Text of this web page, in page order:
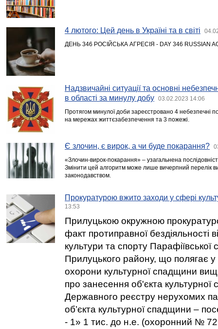
4 лютого: Цей день в Україні та в світі
ДЕНЬ 346 РОСІЙСЬКА АГРЕСІЯ - DAY 346 RUSSIAN
Надзвичайні ситуації та основні
в області за минулу добу
03.02.2023 14:06
Протягом минулої доби зареєстровано 4 небезпечні
на мережах життєзабезпечення та 3 пожежі.
Є злочин, є вирок, а чи буде покарання?
«Злочин-вирок-покарання» – узагальнена
Змінити цей алгоритм може лише вичерпний перелік
законодавством.
Прокуратурою вжито заходи у сфері
13:53
Прилуцькою окружною
факт протиправної бездіяльності
культури та спорту
Прилуцького району, що полягає
охорони культурної спадщини
про занесення об'єкта
Державного реєстру нерухомих
об’єкта культурної спадщини –
- 1» 1 тис. до н.е. (охоронний №